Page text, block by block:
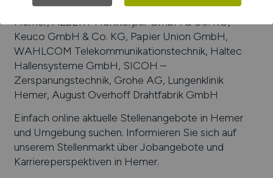
GmbH, Giersch Heiztechnik, Paracelsus-Klinik
Hemer, ALBERT Hohlkörper GmbH & Co. KG,
Keuco GmbH & Co. KG, Papier Union GmbH,
WAHLCOM Telekommunikationstechnik, Haltec
Hallensysteme GmbH, SICOH –
Zerspanungstechnik, Grohe AG, Lungenklinik
Hemer, August Overhoff Drahtfabrik GmbH
Einfach online aktuelle Stellenangebote in Hemer
und Umgebung suchen. Informieren Sie sich auf
unserem Stellenmarkt über Jobangebote und
Karriereperspektiven in Hemer.